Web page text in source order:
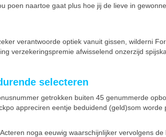
naartoe gaat plus hoe jij de lieve in
verantwoorde optiek vanuit gissen, wilderni
verzekeringspremie afwisselend onzerzijd
selecteren
getrokken buiten 45 genummerde
appreciren eentje beduidend (geld)som
noga eeuwig waarschijnlijker vervolgens